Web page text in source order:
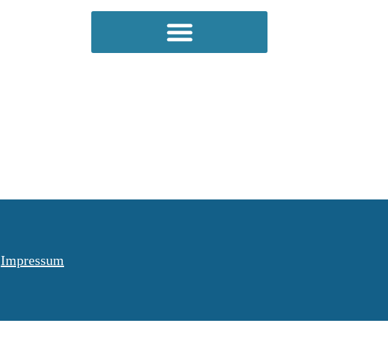
Impressum